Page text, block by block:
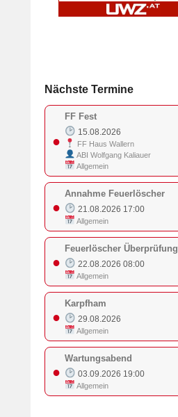
Nächste Termine
●
FF Fest
15.08.2026
FF Haus Wallern
ABI Wolfgang Kaliauer
Allgemein
●
Annahme Feuerlöscher
21.08.2026 17:00
Allgemein
●
Feuerlöscher Überprüfung
22.08.2026 08:00
Allgemein
●
Karpfham
29.08.2026
Allgemein
●
Wartungsabend
03.09.2026 19:00
Allgemein